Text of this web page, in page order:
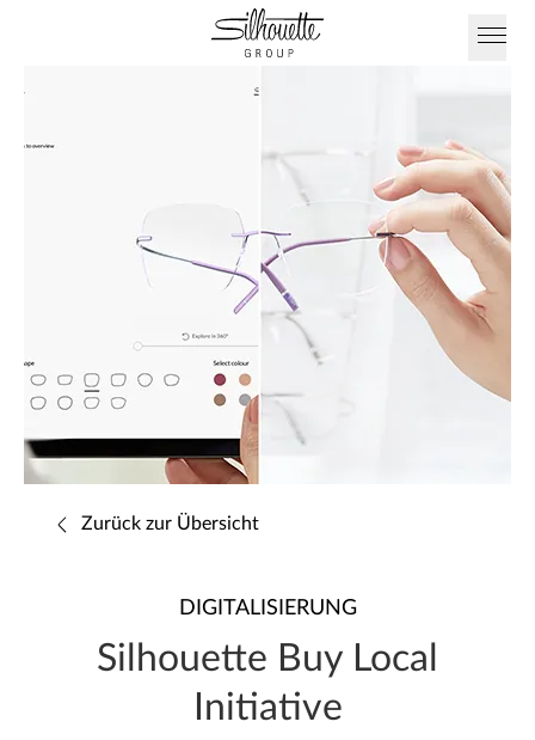
Zurück zur Übersicht
DIGITALISIERUNG
Silhouette Buy Local
Initiative